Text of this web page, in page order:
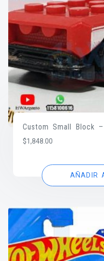
Custom Small Block
$1,848.00
AÑADIR